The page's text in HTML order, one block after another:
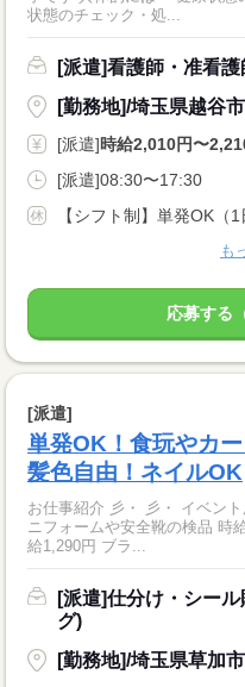
状態のチェック・処...
[派遣]看護師・准看護
[勤務地]/埼玉県越谷
[派遣]時給2,010円〜
[派遣]08:30〜17:30
も
応募する
[派遣]
単発OK！食玩やカ
髪色自由！ネイルOK
お仕事紹介 彡・ 彡・ イベン
ニフォームや安全靴の検品 時
給1,290円 ブラ...
[派遣]仕分け・シー
グ)
[勤務地]/埼玉県草加